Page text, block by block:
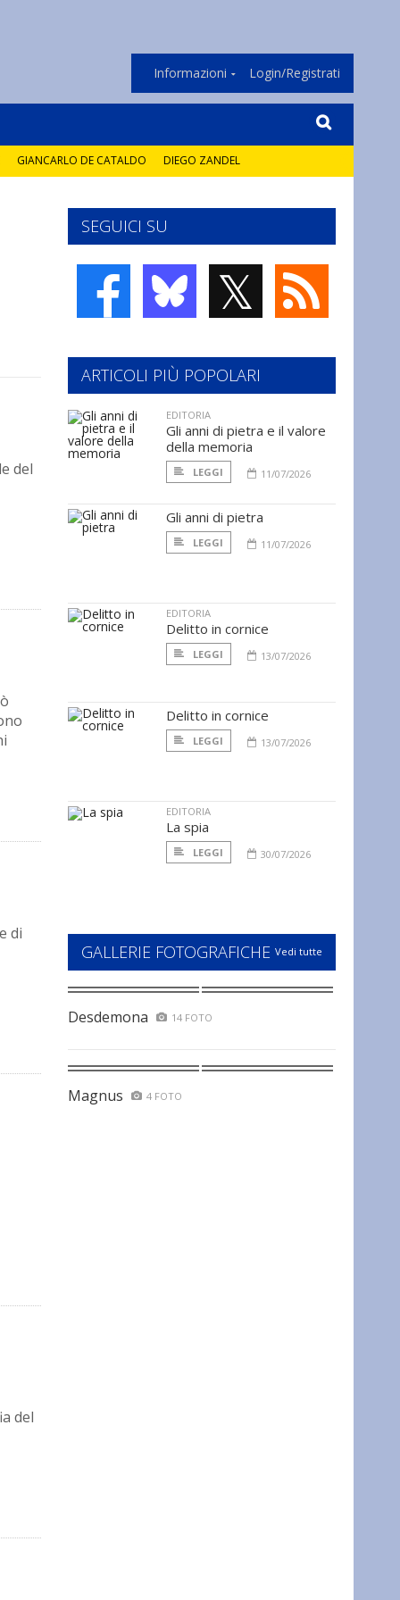
Informazioni Login/Registrati
GIANCARLO DE CATALDO DIEGO ZANDEL
del
di
del
SEGUICI SU
𝕏
ARTICOLI PIÙ POPOLARI
EDITORIA
Gli anni di pietra e il valore
della memoria
LEGGI 11/07/2026
Gli anni di pietra
LEGGI 11/07/2026
EDITORIA
Delitto in cornice
LEGGI 13/07/2026
Delitto in cornice
LEGGI 13/07/2026
EDITORIA
La spia
LEGGI 30/07/2026
GALLERIE FOTOGRAFICHE Vedi tutte
Desdemona 14 FOTO
Magnus 4 FOTO